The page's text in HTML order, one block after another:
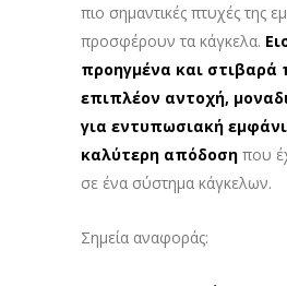
πιο σημαντικές πτυχές της
προσφέρουν τα κάγκελα.
προηγμένα και στιβαρά
επιπλέον αντοχή,
για εντυπωσιακή
καλύτερη απόδοση που
σε ένα σύστημα κάγκελων.
Σημεία αναφοράς: